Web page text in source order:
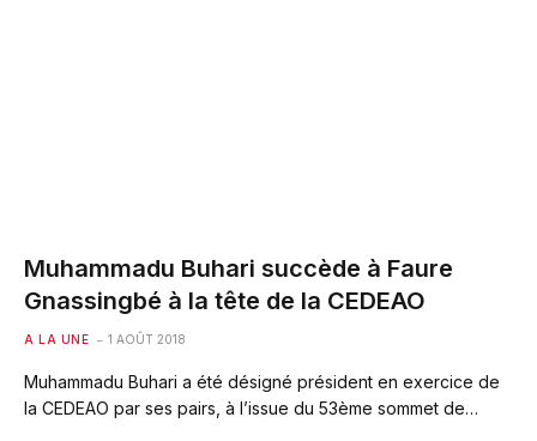
Muhammadu Buhari succède à Faure
Gnassingbé à la tête de la CEDEAO
A LA UNE 1 AOÛT 2018
Muhammadu Buhari a été désigné président en exercice de
la CEDEAO par ses pairs, à l’issue du 53ème sommet de…